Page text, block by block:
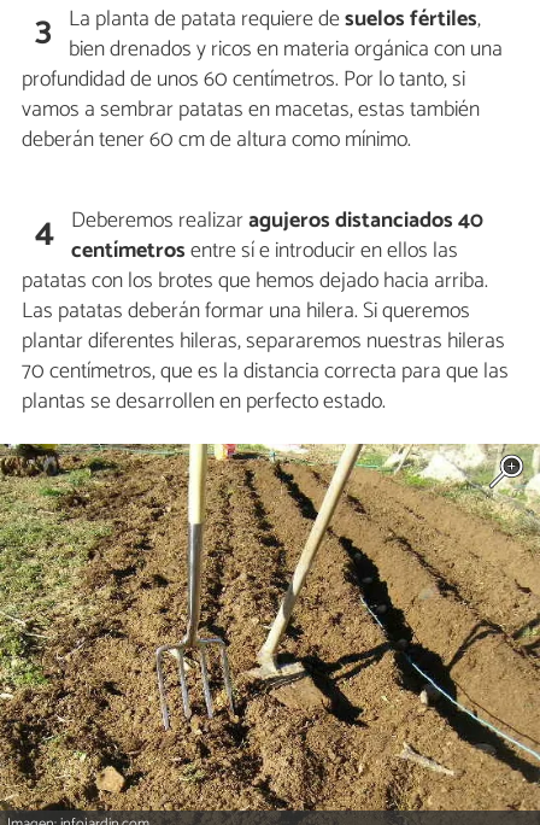
3 La planta de patata requiere desuelos fértiles,
bien drenados y ricos en materia orgánica con una
profundidad de unos 60 centímetros. Por lo tanto, si
vamos a sembrar patatas en macetas, estas también
deberán tener 60 cm de altura como mínimo.
4 Deberemos realizaragujeros distanciados 40
centímetrosentre sí e introducir en ellos las
patatas con los brotes que hemos dejado hacia arriba.
Las patatas deberán formar una hilera. Si queremos
plantar diferentes hileras, separaremos nuestras hileras
70 centímetros, que es la distancia correcta para que las
plantas se desarrollen en perfecto estado.